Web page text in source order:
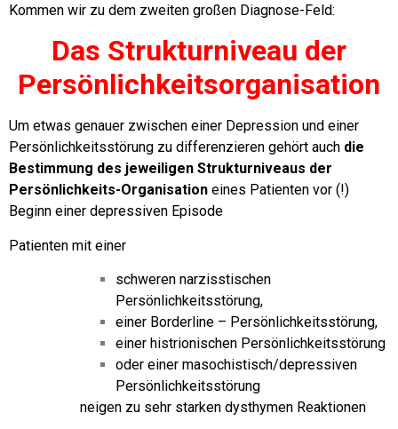
Kommen wir zu dem zweiten großen Diagnose-Feld:
Das Strukturniveau der
Persönlichkeitsorganisation
Um etwas genauer zwischen einer Depression und einer
Persönlichkeitsstörung zu differenzieren gehört auch die
Bestimmung des jeweiligen Strukturniveaus der
Persönlichkeits-Organisation eines Patienten vor (!)
Beginn einer depressiven Episode
Patienten mit einer
schweren narzisstischen
Persönlichkeitsstörung,
einer Borderline – Persönlichkeitsstörung,
einer histrionischen Persönlichkeitsstörung
oder einer masochistisch/depressiven
Persönlichkeitsstörung
neigen zu sehr starken dysthymen Reaktionen